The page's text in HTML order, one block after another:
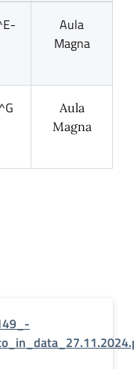
Aula
Magna
Aula
Magna